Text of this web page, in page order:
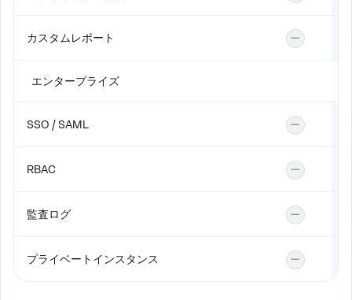
カスタムレポート —
エンタープライズ
SSO / SAML —
RBAC —
監査ログ —
プライベートインスタンス —